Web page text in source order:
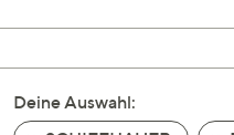
nach
und
nach
unten
Deine Auswahl: